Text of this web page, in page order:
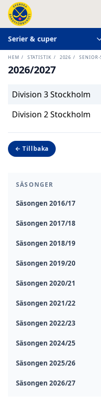
Serier & cuper
HEM / STATISTIK / 2026 /
SÄSONGER
Säsongen 2016/17
Säsongen 2017/18
Säsongen 2018/19
Säsongen 2019/20
Säsongen 2020/21
Säsongen 2021/22
Säsongen 2022/23
Säsongen 2024/25
Säsongen 2025/26
Säsongen 2026/27
2026/2027
Division 3 Stockholm
Division 2 Stockholm
← Tillbaka